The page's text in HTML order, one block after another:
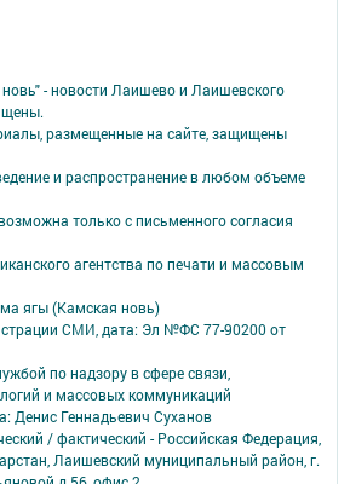
- новости Лаишево и Лаишевского
размещенные на сайте, защищены
и распространение в любом объеме
только с письменного согласия
агентства по печати и массовым
ягы (Камская новь)
СМИ, дата: Эл №ФC 77-90200 от
по надзору в сфере связи,
и массовых коммуникаций
Денис Геннадьевич Суханов
/ фактический - Российская Федерация,
Лаишевский муниципальный район, г.